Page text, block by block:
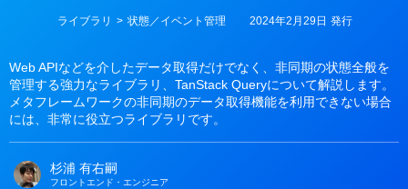
Web APIなどを介したデータ取得だけでなく、非同期の状態全般を
管理する強力なライブラリ、TanStack Queryについて解説します。
メタフレームワークの非同期のデータ取得機能を利用できない場合
には、非常に役立つライブラリです。
カ
ー
ライブラリ > 状態／イベント管理 2024年2月29日 発行
杉浦 有右嗣
フロントエンド・エンジニア
ブ
ラ
リ
TanStack
Query